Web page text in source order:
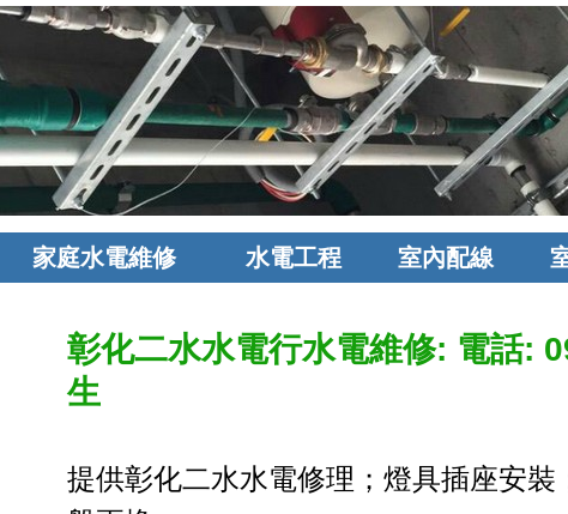
家庭水電維修 水電工程 室內配線
彰化二水水電行水電維修: 電話:
生
提供彰化二水水電修理；燈具插座安